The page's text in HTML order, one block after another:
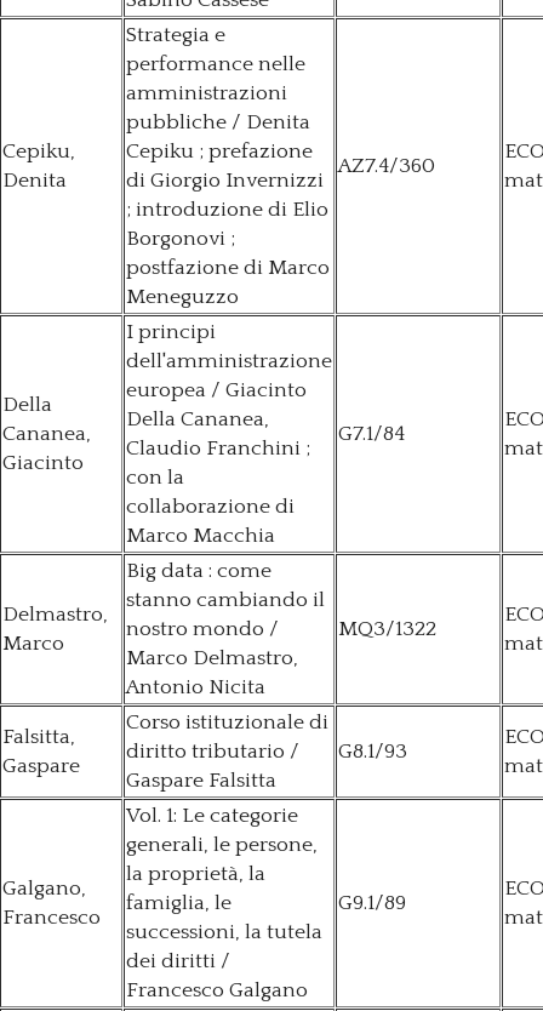
Cepiku,
Denita
Strategia e
performance nelle
amministrazioni
pubbliche / Denita
Cepiku ; prefazione
di Giorgio Invernizzi
; introduzione di Elio
Borgonovi ;
postfazione di Marco
Meneguzzo
AZ7.4/360
Della
Cananea,
Giacinto
I principi
dell'amministrazione
europea / Giacinto
Della Cananea,
Claudio Franchini ;
con la
collaborazione di
Marco Macchia
G7.1/84
Delmastro,
Marco
Big data : come
stanno cambiando il
nostro mondo /
Marco Delmastro,
Antonio Nicita
MQ3/1322
Falsitta,
Gaspare
Corso istituzionale di
diritto tributario /
Gaspare Falsitta
G8.1/93
Galgano,
Francesco
Vol. 1: Le categorie
generali, le persone,
la proprietà, la
famiglia, le
successioni, la tutela
dei diritti /
Francesco Galgano
G9.1/89